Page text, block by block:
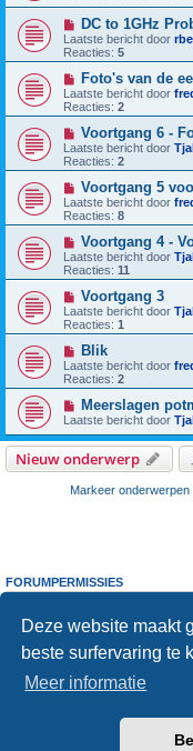
Deze website maakt
beste surfervaring te
Meer informatie
DC to 1GHz
Laatste bericht door
Reacties: 5
Foto's van de
Laatste bericht door
Reacties: 2
Voortgang 6 -
Laatste bericht door
Reacties: 2
Voortgang 5
Laatste bericht door
Reacties: 8
Voortgang 4 -
Laatste bericht door
Reacties: 11
Voortgang 3
Laatste bericht door
Reacties: 1
Blik
Laatste bericht door
Reacties: 2
Meerslagen
Laatste bericht door
Nieuw onderwerp
Markeer onderwerpen
FORUMPERMISSIES
kunt niet
reageren op
kunt nietje eigen berichten
kunt nietje eigen berichten
bijlagen plaatsen in